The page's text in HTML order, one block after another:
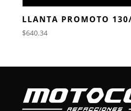
LLANTA PROMOTO
$640.34